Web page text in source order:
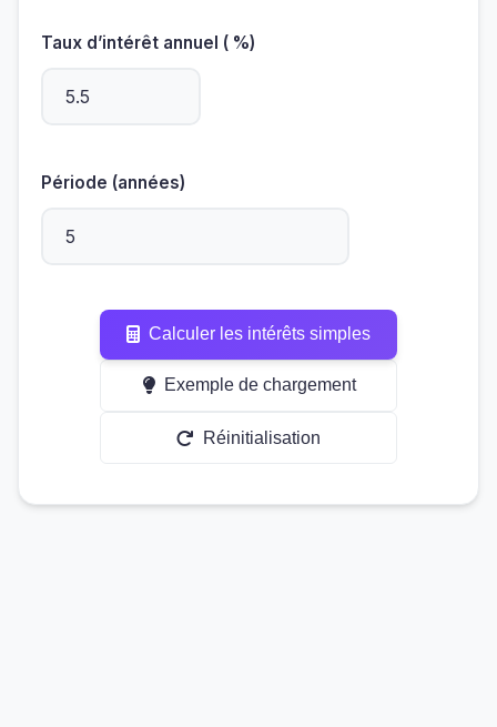
Taux d’intérêt annuel ( %)
Période (années)
Calculer les intérêts simples
Exemple de chargement
Réinitialisation